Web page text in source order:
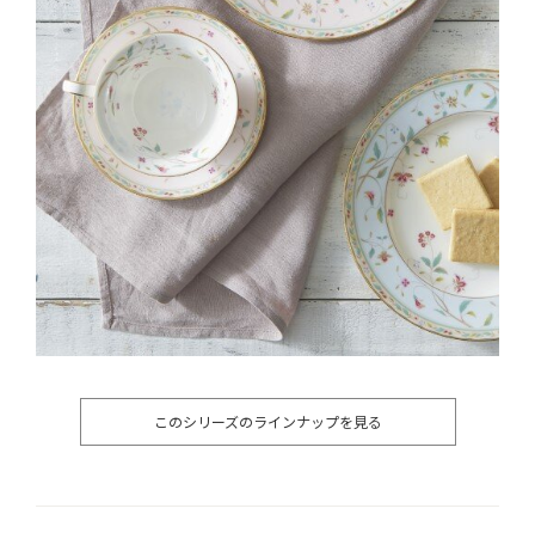
このシリーズのラインナップを見る